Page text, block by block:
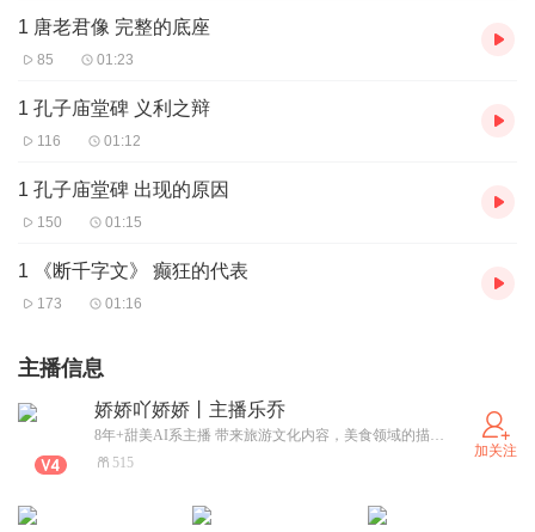
1 唐老君像 完整的底座
85 01:23
1 孔子庙堂碑 义利之辩
116 01:12
1 孔子庙堂碑 出现的原因
150 01:15
1 《断千字文》 癫狂的代表
173 01:16
主播信息
娇娇吖娇娇丨主播乐乔
8年+甜美AI系主播 带来旅游文化内容，美食领域的描述 近期目标 读书提高情商，学习英语
515
加关注